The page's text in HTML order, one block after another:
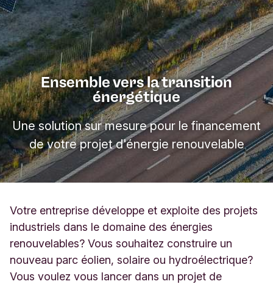
Ensemble vers la transition
énergétique
Une solution sur mesure pour le financement
de votre projet d'énergie renouvelable
Votre entreprise développe et exploite des projets
industriels dans le domaine des énergies
renouvelables? Vous souhaitez construire un
nouveau parc éolien, solaire ou hydroélectrique?
Vous voulez vous lancer dans un projet de